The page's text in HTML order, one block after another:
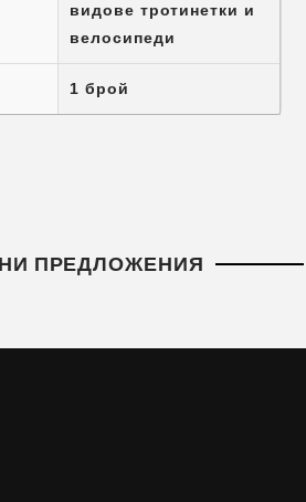
видове тротинетки и
велосипеди
1 брой
ПРЕДЛОЖЕНИЯ